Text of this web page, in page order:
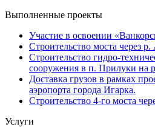
Выполненные проекты
Участие в освоении
Строительство моста через р.
Строительство гидро-
сооружения в п. Прилуки на
Доставка грузов в рамках
аэропорта города Игарка.
Строительство 4-го моста
Услуги